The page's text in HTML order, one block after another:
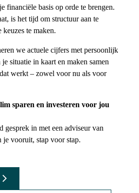
financiële basis op orde te brengen.
is het tijd om structuur aan te
keuzes te maken.
we actuele cijfers met persoonlijk
situatie in kaart en maken samen
werkt – zowel voor nu als voor
sparen en investeren voor jou
gesprek in met een adviseur van
je vooruit, stap voor stap.